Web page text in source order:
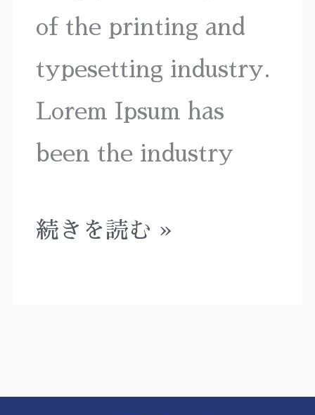
of the printing and
typesetting industry.
Lorem Ipsum has
been the industry
続きを読む »